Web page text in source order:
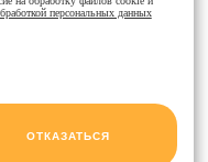
персональных данных
ОТКАЗАТЬСЯ